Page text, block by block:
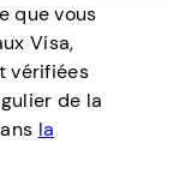
que vous
Visa,
vérifiées
de la
la